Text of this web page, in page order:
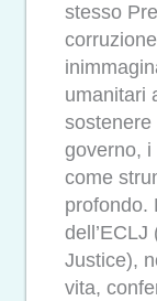
stesso
umanitari
sostenere
governo,
come
profondo.
Justice),
vita,